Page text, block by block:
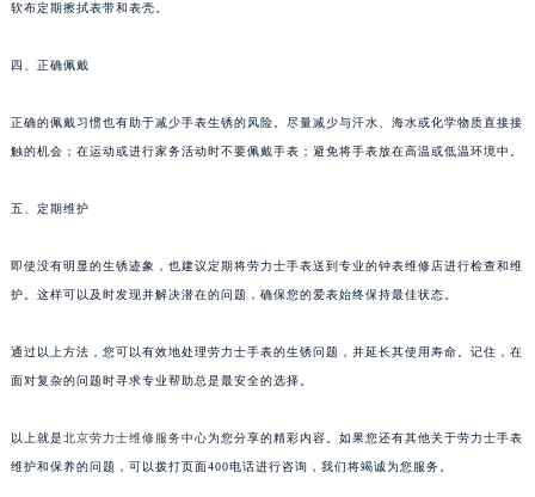
软布定期擦拭表带和表壳。
四、正确佩戴
正确的佩戴习惯也有助于减少手表生锈的风险。尽量减少与汗水、海水或化学物质直接接
触的机会；在运动或进行家务活动时不要佩戴手表；避免将手表放在高温或低温环境中。
五、定期维护
即使没有明显的生锈迹象，也建议定期将劳力士手表送到专业的钟表维修店进行检查和维
护。这样可以及时发现并解决潜在的问题，确保您的爱表始终保持最佳状态。
通过以上方法，您可以有效地处理劳力士手表的生锈问题，并延长其使用寿命。记住，在
面对复杂的问题时寻求专业帮助总是最安全的选择。
以上就是北京劳力士维修服务中心为您分享的精彩内容。如果您还有其他关于劳力士手表
维护和保养的问题，可以拨打页面400电话进行咨询，我们将竭诚为您服务。